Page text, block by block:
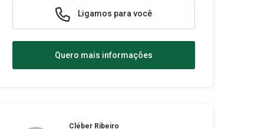
Ligamos para você
Quero mais informações
Cléber Ribeiro